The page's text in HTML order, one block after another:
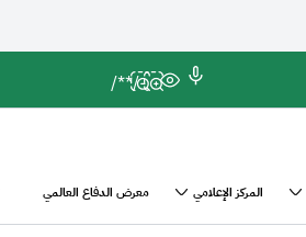
/*
*/
المركز الإعلامي معرض الدفاع العالمي